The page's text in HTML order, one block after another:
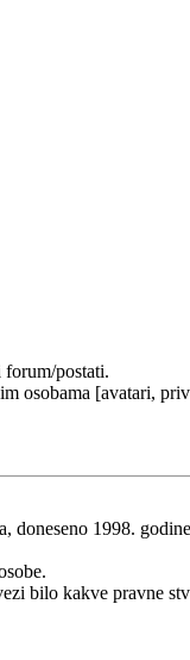
forum/postati.
osobama [avatari,
1998.
bilo kakve pravne